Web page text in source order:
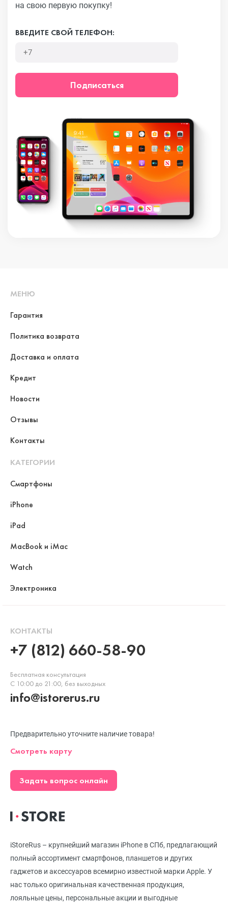
на свою первую покупку!
ВВЕДИТЕ СВОЙ ТЕЛЕФОН:
Подписаться
iStoreRus – крупнейший магазин iPhone в СПб, предлагающий
полный ассортимент смартфонов, планшетов и других
гаджетов и аксессуаров всемирно известной марки Apple. У
нас только оригинальная качественная продукция,
лояльные цены, персональные акции и выгодные
МЕНЮ
Гарантия
Политика возврата
Доставка и оплата
Кредит
Новости
Отзывы
Контакты
КАТЕГОРИИ
Смартфоны
iPhone
iPad
MacBook и iMac
Watch
Электроника
КОНТАКТЫ
+7 (812) 660-58-90
Бесплатная консультация
С 10:00 до 21:00, без выходных
info@istorerus.ru
Предварительно уточните наличие товара!
Смотреть карту
Задать вопрос онлайн